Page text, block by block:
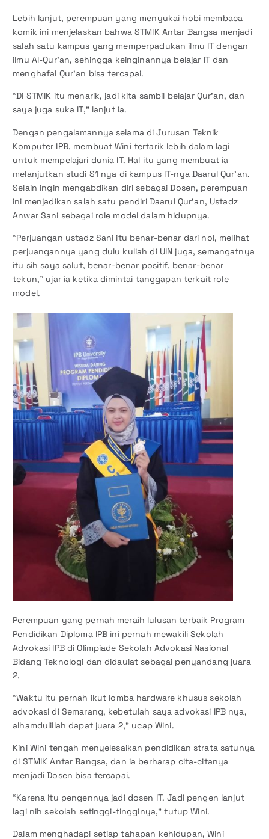
Lebih lanjut, perempuan yang menyukai hobi membaca
komik ini menjelaskan bahwa STMIK Antar Bangsa menjadi
salah satu kampus yang memperpadukan ilmu IT dengan
ilmu Al-Qur’an, sehingga keinginannya belajar IT dan
menghafal Qur’an bisa tercapai.
“Di STMIK itu menarik, jadi kita sambil belajar Qur’an, dan
saya juga suka IT,” lanjut ia.
Dengan pengalamannya selama di Jurusan Teknik
Komputer IPB, membuat Wini tertarik lebih dalam lagi
untuk mempelajari dunia IT. Hal itu yang membuat ia
melanjutkan studi S1 nya di kampus IT-nya Daarul Qur’an.
Selain ingin mengabdikan diri sebagai Dosen, perempuan
ini menjadikan salah satu pendiri Daarul Qur’an, Ustadz
Anwar Sani sebagai role model dalam hidupnya.
“Perjuangan ustadz Sani itu benar-benar dari nol, melihat
perjuangannya yang dulu kuliah di UIN juga, semangatnya
itu sih saya salut, benar-benar positif, benar-benar
tekun,” ujar ia ketika dimintai tanggapan terkait role
model.
Perempuan yang pernah meraih lulusan terbaik Program
Pendidikan Diploma IPB ini pernah mewakili Sekolah
Advokasi IPB di Olimpiade Sekolah Advokasi Nasional
Bidang Teknologi dan didaulat sebagai penyandang juara
2.
“Waktu itu pernah ikut lomba hardware khusus sekolah
advokasi di Semarang, kebetulah saya advokasi IPB nya,
alhamdulillah dapat juara 2,” ucap Wini.
Kini Wini tengah menyelesaikan pendidikan strata satunya
di STMIK Antar Bangsa, dan ia berharap cita-citanya
menjadi Dosen bisa tercapai.
“Karena itu pengennya jadi dosen IT. Jadi pengen lanjut
lagi nih sekolah setinggi-tingginya,” tutup Wini.
Dalam menghadapi setiap tahapan kehidupan, Wini